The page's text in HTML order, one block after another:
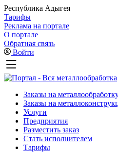
Республика Адыгея
Тарифы
Реклама на портале
О портале
Обратная связь
Войти
Заказы на
Заказы на
Услуги
Предприятия
Разместить заказ
Стать исполнителем
Тарифы